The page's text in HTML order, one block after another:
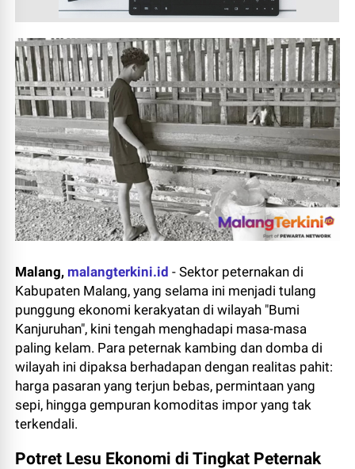
Malang, malangterkini.id - Sektor peternakan di
Kabupaten Malang, yang selama ini menjadi tulang
punggung ekonomi kerakyatan di wilayah "Bumi
Kanjuruhan", kini tengah menghadapi masa-masa
paling kelam. Para peternak kambing dan domba di
wilayah ini dipaksa berhadapan dengan realitas pahit:
harga pasaran yang terjun bebas, permintaan yang
sepi, hingga gempuran komoditas impor yang tak
terkendali.
Potret Lesu Ekonomi di Tingkat Peternak